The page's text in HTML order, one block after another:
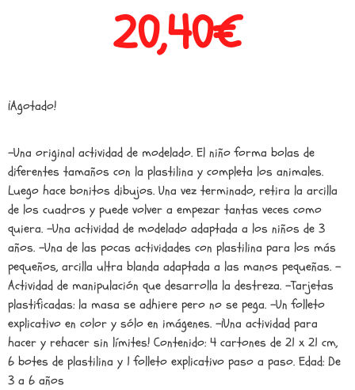
20,40€
¡Agotado!
-Una original actividad de modelado. El niño forma bolas de
diferentes tamaños con la plastilina y completa los animales.
Luego hace bonitos dibujos. Una vez terminado, retira la arcilla
de los cuadros y puede volver a empezar tantas veces como
quiera. -Una actividad de modelado adaptada a los niños de 3
años. -Una de las pocas actividades con plastilina para los más
pequeños, arcilla ultra blanda adaptada a las manos pequeñas. -
Actividad de manipulación que desarrolla la destreza. -Tarjetas
plastificadas: la masa se adhiere pero no se pega. -Un folleto
explicativo en color y sólo en imágenes. -¡Una actividad para
hacer y rehacer sin límites! Contenido: 4 cartones de 21 x 21 cm,
6 botes de plastilina y 1 folleto explicativo paso a paso. Edad: De
3 a 6 años